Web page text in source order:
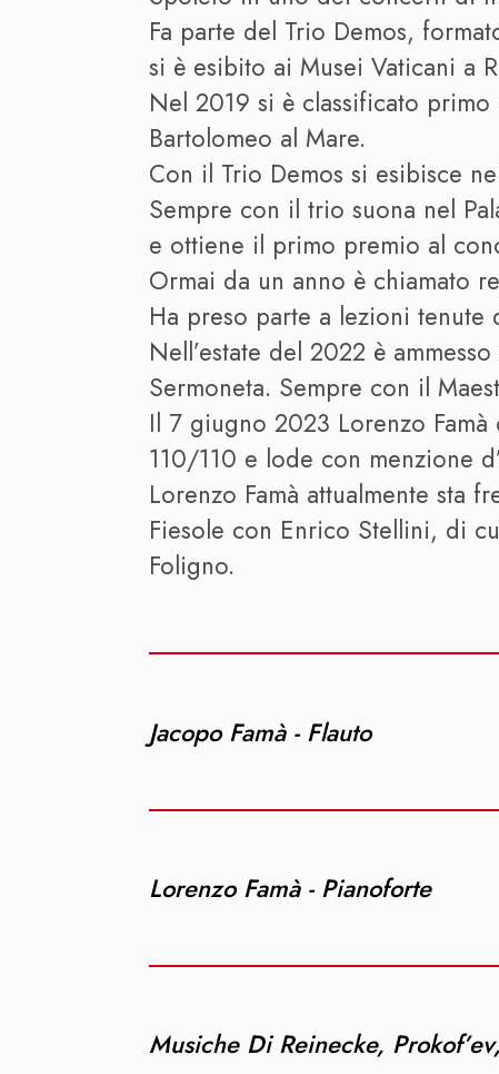
Fa parte del Trio Demos,
si è esibito ai Musei Vaticani a
Nel 2019 si è classificato
Bartolomeo al Mare.
Con il Trio Demos si esibisce
Sempre con il trio suona nel
e ottiene il primo premio al
Ormai da un anno è chiamato
Ha preso parte a lezioni tenute
Nell’estate del 2022 è
Sermoneta. Sempre con il
Il 7 giugno 2023 Lorenzo
110/110 e lode con menzione
Lorenzo Famà attualmente sta
Fiesole con Enrico Stellini, di
Foligno.
Jacopo Famà - Flauto
Lorenzo Famà - Pianoforte
Musiche Di Reinecke,